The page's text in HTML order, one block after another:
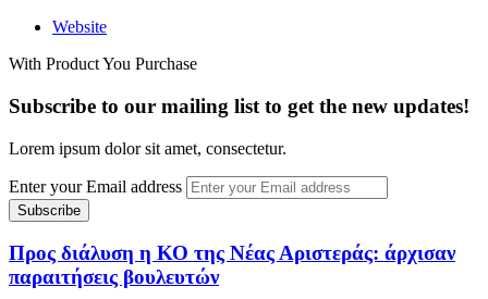
Website
With Product You Purchase
Subscribe to our mailing list to get the new updates!
Lorem ipsum dolor sit amet, consectetur.
Enter your Email address
Προς διάλυση η ΚΟ της Νέας Αριστεράς: άρχισαν
παραιτήσεις βουλευτών